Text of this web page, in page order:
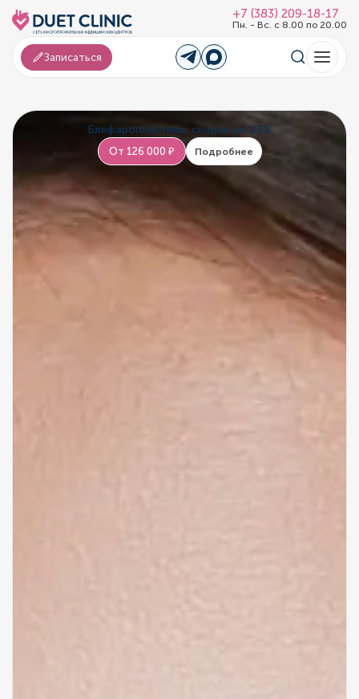
+7 (383) 209-18-17
Пн. - Вс. с 8.00 по 20.00
Записаться
Блефаропластика, скидки до 25%
От 126 000 ₽ Подробнее